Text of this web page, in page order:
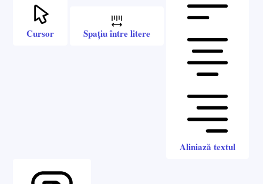
Cursor Spațiu între litere
Aliniază textul